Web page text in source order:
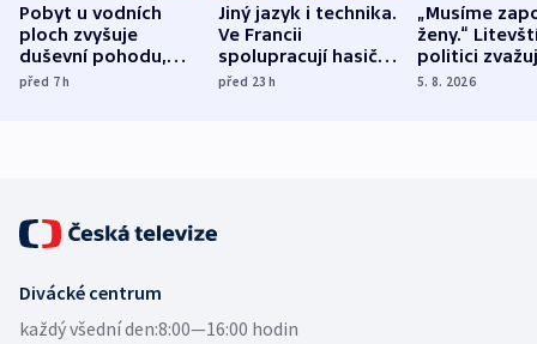
Pobyt u vodních
ploch zvyšuje
duševní pohodu,
ukázala
před 7h
Jiný jazyk i technika.
Ve Francii
spolupracují hasiči z
různých zemí
před 23h
„Musíme
ženy.“
politici
dohodu o
5. 8. 2026
Divácké centrum
každý všední den:8:00—16:00 hodin